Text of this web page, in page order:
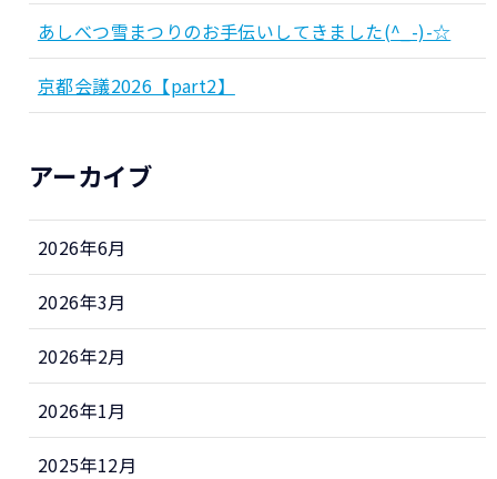
あしべつ雪まつりのお手伝いしてきました(^_-)-☆
京都会議2026【part2】
アーカイブ
2026年6月
2026年3月
2026年2月
2026年1月
2025年12月